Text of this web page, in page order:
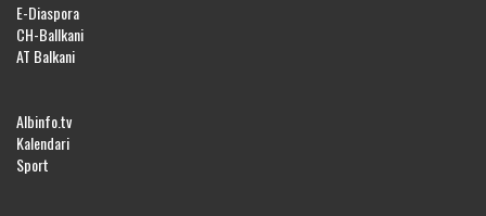
E-Diaspora
CH-Ballkani
AT Balkani
Albinfo.tv
Kalendari
Sport